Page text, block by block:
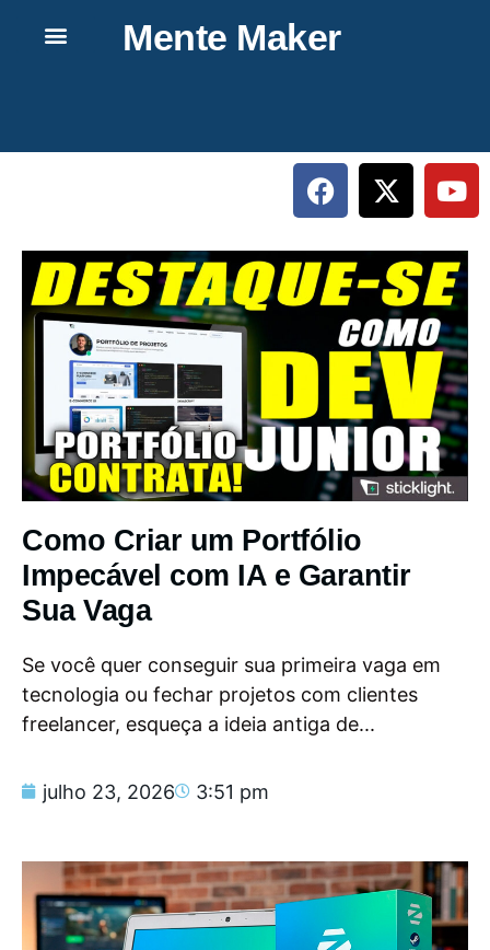
Mente Maker
Como Criar um Portfólio
Impecável com IA e Garantir
Sua Vaga
Se você quer conseguir sua primeira vaga em
tecnologia ou fechar projetos com clientes
freelancer, esqueça a ideia antiga de...
julho 23, 2026 3:51 pm